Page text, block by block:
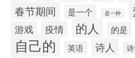
春节期间 是一个 是一种
游戏 疫情 的人 的是
自己的 英语 诗人